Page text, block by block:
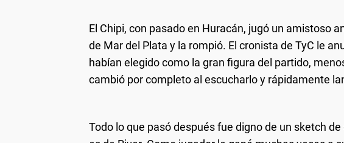
El Chipi, con pasado en Huracán, jugó un amistoso
de Mar del Plata y la rompió. El cronista de TyC le
habían elegido como la gran figura del partido,
cambió por completo al escucharlo y rápidamente
Todo lo que pasó después fue digno de un sketch